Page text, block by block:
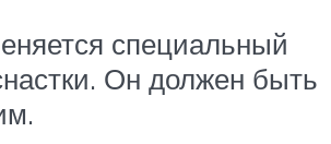
специальный
Он должен быть